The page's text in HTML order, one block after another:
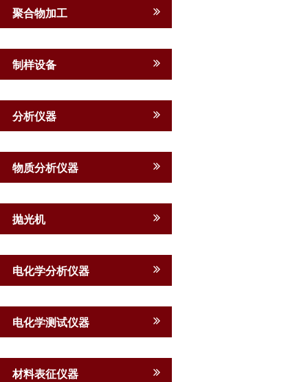
聚合物加工
制样设备
分析仪器
物质分析仪器
抛光机
电化学分析仪器
电化学测试仪器
材料表征仪器